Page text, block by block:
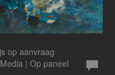
op aanvraag
| Op paneel